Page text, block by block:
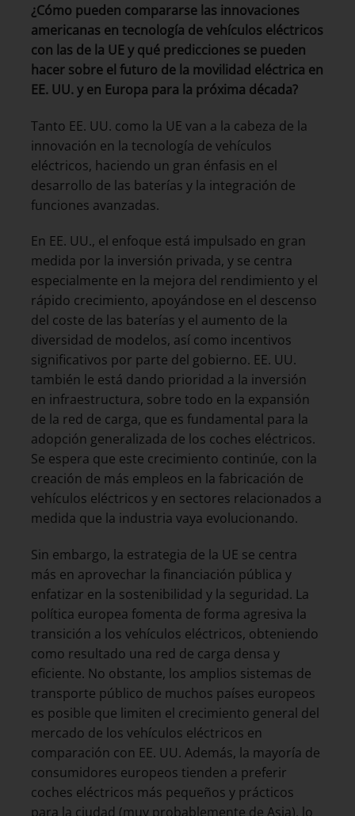
¿Cómo pueden compararse las innovaciones
americanas en tecnología de vehículos eléctricos
con las de la UE y qué predicciones se pueden
hacer sobre el futuro de la movilidad eléctrica en
EE. UU. y en Europa para la próxima década?
Tanto EE. UU. como la UE van a la cabeza de la
innovación en la tecnología de vehículos
eléctricos, haciendo un gran énfasis en el
desarrollo de las baterías y la integración de
funciones avanzadas.
En EE. UU., el enfoque está impulsado en gran
medida por la inversión privada, y se centra
especialmente en la mejora del rendimiento y el
rápido crecimiento, apoyándose en el descenso
del coste de las baterías y el aumento de la
diversidad de modelos, así como incentivos
significativos por parte del gobierno. EE. UU.
también le está dando prioridad a la inversión
en infraestructura, sobre todo en la expansión
de la red de carga, que es fundamental para la
adopción generalizada de los coches eléctricos.
Se espera que este crecimiento continúe, con la
creación de más empleos en la fabricación de
vehículos eléctricos y en sectores relacionados a
medida que la industria vaya evolucionando.
Sin embargo, la estrategia de la UE se centra
más en aprovechar la financiación pública y
enfatizar en la sostenibilidad y la seguridad. La
política europea fomenta de forma agresiva la
transición a los vehículos eléctricos, obteniendo
como resultado una red de carga densa y
eficiente. No obstante, los amplios sistemas de
transporte público de muchos países europeos
es posible que limiten el crecimiento general del
mercado de los vehículos eléctricos en
comparación con EE. UU. Además, la mayoría de
consumidores europeos tienden a preferir
coches eléctricos más pequeños y prácticos
para la ciudad (muy probablemente de Asia), lo